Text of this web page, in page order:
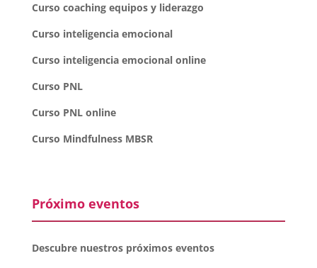
Curso coaching equipos y liderazgo
Curso inteligencia emocional
Curso inteligencia emocional online
Curso PNL
Curso PNL online
Curso Mindfulness MBSR
Próximo eventos
Descubre nuestros próximos eventos